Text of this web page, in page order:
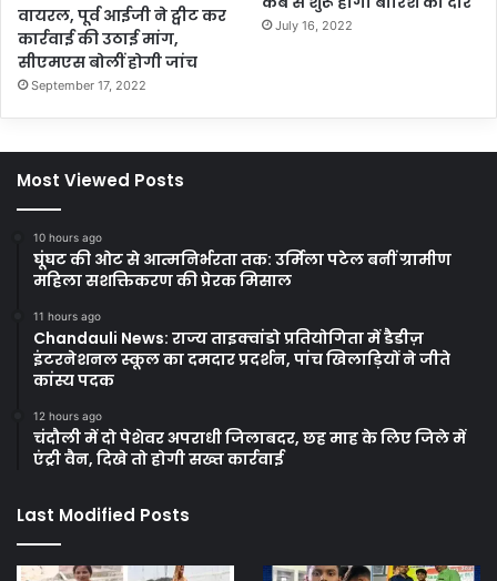
वायरल, पूर्व आईजी ने ट्वीट कर
कार्रवाई की उठाई मांग,
सीएमएस बोलीं होगी जांच
September 17, 2022
July 16, 2022
Most Viewed Posts
10 hours ago
घूंघट की ओट से आत्मनिर्भरता तक: उर्मिला पटेल बनीं ग्रामीण
महिला सशक्तिकरण की प्रेरक मिसाल
11 hours ago
Chandauli News: राज्य ताइक्वांडो प्रतियोगिता में डैडीज़
इंटरनेशनल स्कूल का दमदार प्रदर्शन, पांच खिलाड़ियों ने जीते
कांस्य पदक
12 hours ago
चंदौली में दो पेशेवर अपराधी जिलाबदर, छह माह के लिए जिले में
एंट्री वैन, दिखे तो होगी सख्त कार्रवाई
Last Modified Posts